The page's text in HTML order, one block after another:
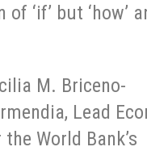
‘if’ but ‘how’
M. Briceno-
Lead
World Bank’s